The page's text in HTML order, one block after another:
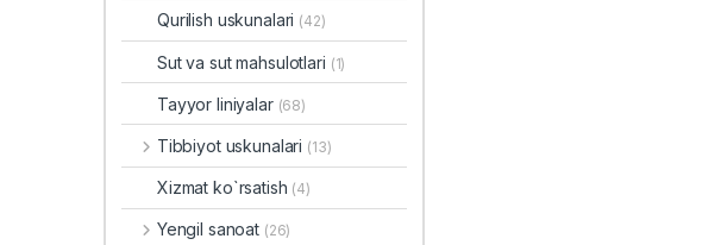
Qurilish uskunalari (42)
Sut va sut mahsulotlari (1)
Tayyor liniyalar (68)
Tibbiyot uskunalari (13)
Xizmat ko`rsatish (4)
Yengil sanoat (26)